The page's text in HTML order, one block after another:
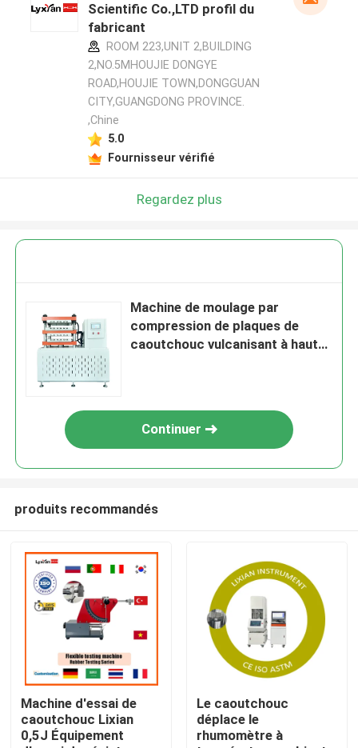
Maison
Spectacle RV
Scientific Co.,LTD profil du
fabricant
ROOM 223,UNIT 2,BUILDING
2,NO.5MHOUJIE DONGYE
ROAD,HOUJIE TOWN,DONGGUAN
CITY,GUANGDONG PROVINCE.
,Chine
5.0
Fournisseur vérifié
Regardez plus
Machine de moulage par
compression de plaques de
caoutchouc vulcanisant à haute
Continuer
produits recommandés
Machine d'essai de
caoutchouc Lixian
0,5J Équipement
Le caoutchouc
déplace le
rhumomètre à